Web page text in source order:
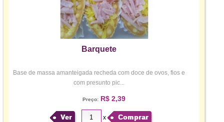
Barquete
Base de massa amanteigada recheda com doce de ovos, fios e
com presunto pic...
Preço:R$ 2,39
Ver x Comprar